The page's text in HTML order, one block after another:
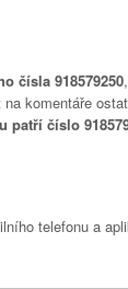
čísla 918579250
komentáře
patří číslo
telefonu a